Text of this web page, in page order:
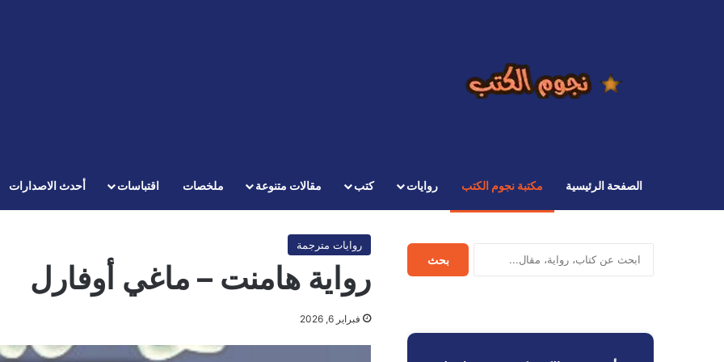
الصفحة الرئيسية مكتبة نجوم الكتب روايات كتب مقالات متنوعة ملخصات اقتباسات أحدث الاصدارات
روايات مترجمة
رواية هامنت – ماغي أوفارل
فبراير 6, 2026
ابحث
بحث